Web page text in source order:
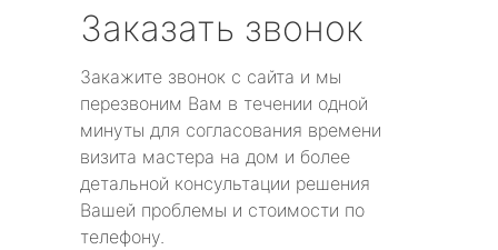
Заказать звонок
Закажите звонок с сайта и мы
перезвоним Вам в течении одной
минуты для согласования времени
визита мастера на дом и более
детальной консультации решения
Вашей проблемы и стоимости по
телефону.